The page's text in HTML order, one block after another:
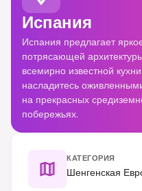
Испания
Испания предлагает
потрясающей
всемирно известной
насладитесь
на прекрасных
побережьях.
КАТЕГОРИЯ
Шенгенская